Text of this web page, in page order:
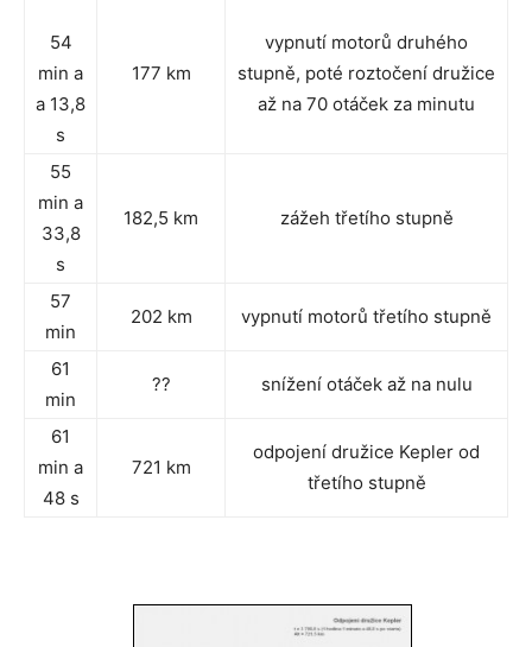
54
min a
a 13,8
s
177 km
vypnutí motorů druhého
stupně, poté roztočení družice
až na 70 otáček za minutu
55
min a
33,8
s
182,5 km zážeh třetího stupně
57
min
202 km vypnutí motorů třetího stupně
61
min
?? snížení otáček až na nulu
61
min a
48 s
721 km
odpojení družice Kepler od
třetího stupně